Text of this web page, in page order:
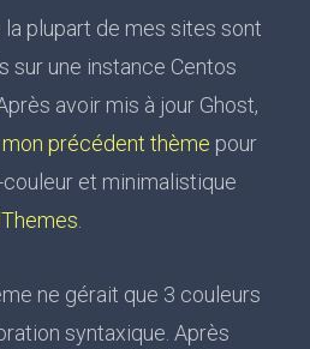
plupart de mes sites sont
sur une instance Centos
Après avoir mis à jour Ghost,
mon précédent thème pour
et minimalistique
ne gérait que 3 couleurs
syntaxique. Après